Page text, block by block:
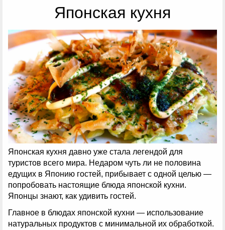
Японская кухня
Японская кухня давно уже стала легендой для
туристов всего мира. Недаром чуть ли не половина
едущих в Японию гостей, прибывает с одной целью —
попробовать настоящие блюда японской кухни.
Японцы знают, как удивить гостей.
Главное в блюдах японской кухни — использование
натуральных продуктов с минимальной их обработкой.